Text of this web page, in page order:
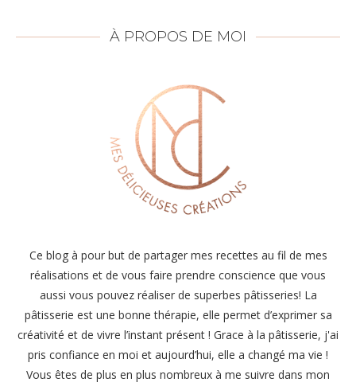
À PROPOS DE MOI
Ce blog à pour but de partager mes recettes au fil de mes
réalisations et de vous faire prendre conscience que vous
aussi vous pouvez réaliser de superbes pâtisseries! La
pâtisserie est une bonne thérapie, elle permet d’exprimer sa
créativité et de vivre l’instant présent ! Grace à la pâtisserie, j'ai
pris confiance en moi et aujourd’hui, elle a changé ma vie !
Vous êtes de plus en plus nombreux à me suivre dans mon